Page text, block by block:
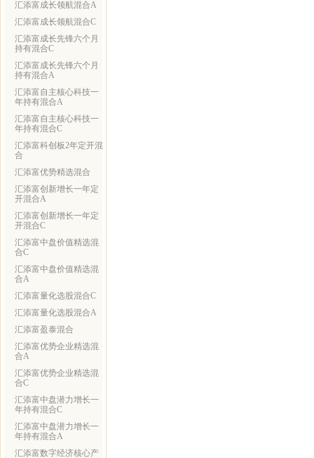
汇添富成长领航混合A
汇添富成长领航混合C
汇添富成长先锋六个月
持有混合C
汇添富成长先锋六个月
持有混合A
汇添富自主核心科技一
年持有混合A
汇添富自主核心科技一
年持有混合C
汇添富科创板2年定开混
合
汇添富优势精选混合
汇添富创新增长一年定
开混合A
汇添富创新增长一年定
开混合C
汇添富中盘价值精选混
合C
汇添富中盘价值精选混
合A
汇添富量化选股混合C
汇添富量化选股混合A
汇添富盈泰混合
汇添富优势企业精选混
合A
汇添富优势企业精选混
合C
汇添富中盘潜力增长一
年持有混合C
汇添富中盘潜力增长一
年持有混合A
汇添富数字经济核心产